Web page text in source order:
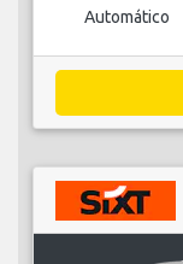
Automático